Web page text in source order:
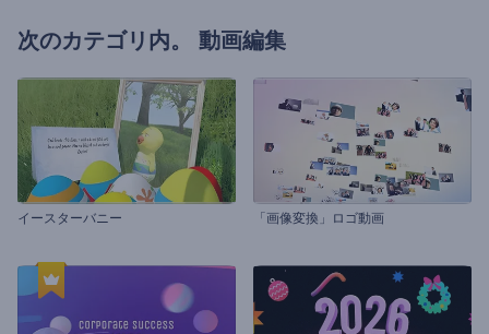
次のカテゴリ内。 動画編集
イースターバニー 「画像変換」ロゴ動画